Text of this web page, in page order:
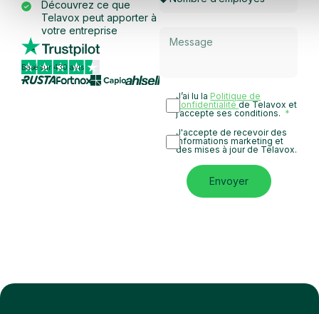
Découvrez ce que
Telavox peut apporter à
votre entreprise
Basé sur 430 avis
J’ai lu la Politique de
confidentialitéde Telavox et
j’accepte ses conditions.
J'accepte de recevoir des
informations marketing et
des mises à jour de Telavox.
Envoyer